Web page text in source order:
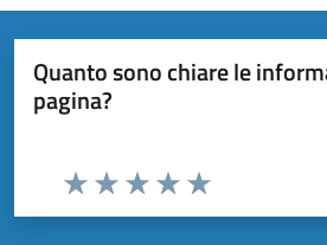
Quanto sono chiare le
pagina?
Valuta da 1 a 5 stelle la pagina
Valuta 5 stelle
Valuta 4 stelle su 5
Valuta 3 stelle su 5
Valuta 2 stelle su 5
Valuta 1 stelle su 5